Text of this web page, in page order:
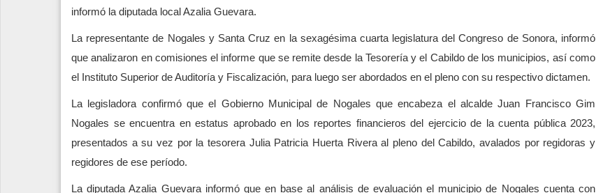
informó la diputada local Azalia Guevara.
La representante de Nogales y Santa Cruz en la sexagésima cuarta legislatura del Congreso de Sonora, informó
que analizaron en comisiones el informe que se remite desde la Tesorería y el Cabildo de los municipios, así como
el Instituto Superior de Auditoría y Fiscalización, para luego ser abordados en el pleno con su respectivo dictamen.
La legisladora confirmó que el Gobierno Municipal de Nogales que encabeza el alcalde Juan Francisco Gim
Nogales se encuentra en estatus aprobado en los reportes financieros del ejercicio de la cuenta pública 2023,
presentados a su vez por la tesorera Julia Patricia Huerta Rivera al pleno del Cabildo, avalados por regidoras y
regidores de ese período.
La diputada Azalia Guevara informó que en base al análisis de evaluación el municipio de Nogales cuenta con